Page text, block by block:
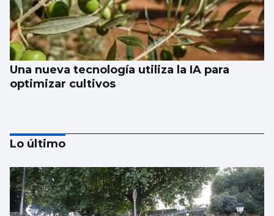
Una nueva tecnología utiliza la IA para
optimizar cultivos
Lo último